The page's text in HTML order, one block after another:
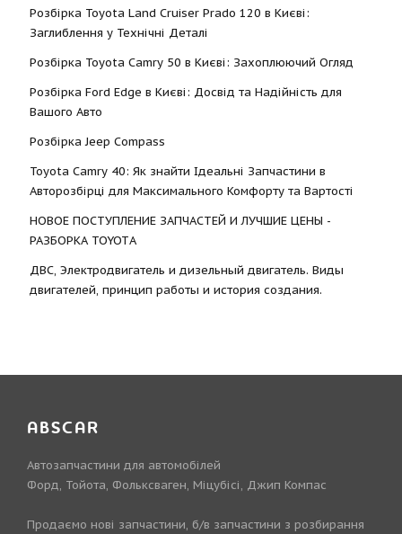
Розбірка Toyota Land Cruiser Prado 120 в Києві:
Заглиблення у Технічні Деталі
Розбірка Toyota Camry 50 в Києві: Захоплюючий Огляд
Розбірка Ford Edge в Києві: Досвід та Надійність для
Вашого Авто
Розбірка Jeep Compass
Toyota Camry 40: Як знайти Ідеальні Запчастини в
Авторозбірці для Максимального Комфорту та Вартості
НОВОЕ ПОСТУПЛЕНИЕ ЗАПЧАСТЕЙ И ЛУЧШИЕ ЦЕНЫ -
РАЗБОРКА TOYOTА
ДВС, Электродвигатель и дизельный двигатель. Виды
двигателей, принцип работы и история создания.
ABSCAR
Автозапчастини для автомобілей
Форд, Тойота, Фольксваген, Міцубісі, Джип Компас
Продаємо нові запчастини, б/в запчастини з розбирання